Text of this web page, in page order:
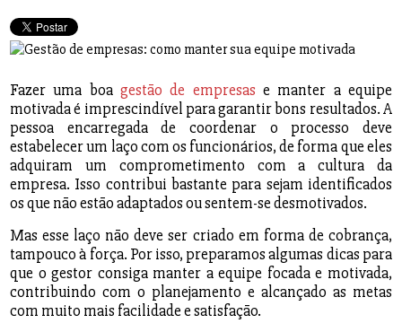
Fazer uma boagestão de empresas e manter a equipe
motivada é imprescindível para garantir bons resultados. A
pessoa encarregada de coordenar o processo deve
estabelecer um laço com os funcionários, de forma que eles
adquiram um comprometimento com a cultura da
empresa. Isso contribui bastante para sejam identificados
os que não estão adaptados ou sentem-se desmotivados.
Mas esse laço não deve ser criado em forma de cobrança,
tampouco à força. Por isso, preparamos algumas dicas para
que o gestor consiga manter a equipe focada e motivada,
contribuindo com o planejamento e alcançado as metas
com muito mais facilidade e satisfação.